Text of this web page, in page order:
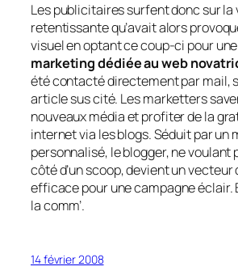
Les publicitaires surfent donc sur la
retentissante qu’avait alors
visuel en optant ce coup-ci pour
marketingdédiée au web
été contacté directement par mail,
article sus cité. Lesmarketters
nouveaux média et profiter de la
internet via les blogs. Séduit par un
personnalisé, le blogger, ne voulant
côté d’un scoop, devient un
efficace pour une campagne éclair.
la comm’.
14 février 2008